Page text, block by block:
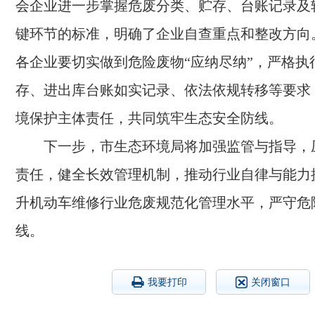
会企业进一步掌握危废分类、贮存、台账记录
键环节的标准，明确了企业自查重点和整改方
各企业要切实做到危险废物“应纳尽纳”，严格执
存、进出库台账如实记录、依法依规转移等要
境保护主体责任，共同筑牢生态安全防线。
下一步，市生态环境局将加强监管与指导
责任，健全长效管理机制，推动行业自律与能
升机动车维修行业危废规范化管理水平，严守
线。
我要打印 关闭窗口